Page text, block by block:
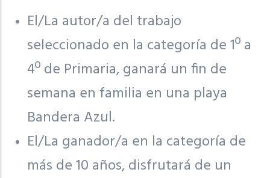
El/La autor/a del trabajo
seleccionado en la categoría de 1º a
4º de Primaria, ganará un fin de
semana en familia en una playa
Bandera Azul.
El/La ganador/a en la categoría de
más de 10 años, disfrutará de un